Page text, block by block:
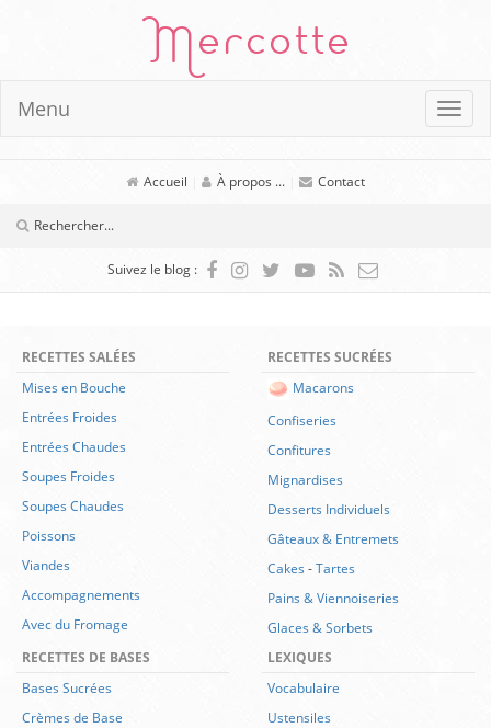
Mercotte
Menu
Accueil À propos ... Contact
Suivez le blog :
RECETTES SALÉES
Mises en Bouche
Entrées Froides
Entrées Chaudes
Soupes Froides
Soupes Chaudes
Poissons
Viandes
Accompagnements
Avec du Fromage
RECETTES SUCRÉES
Macarons
Confiseries
Confitures
Mignardises
Desserts Individuels
Gâteaux & Entremets
Cakes-Tartes
Pains & Viennoiseries
Glaces & Sorbets
RECETTES DE BASES
Bases Sucrées
Crèmes de Base
LEXIQUES
Vocabulaire
Ustensiles